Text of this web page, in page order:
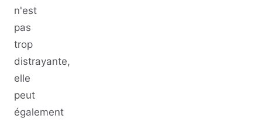
n'est
pas
trop
distrayante,
elle
peut
également